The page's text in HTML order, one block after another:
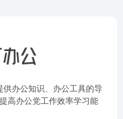
办公知识、办公工具的导
高办公党工作效率学习能